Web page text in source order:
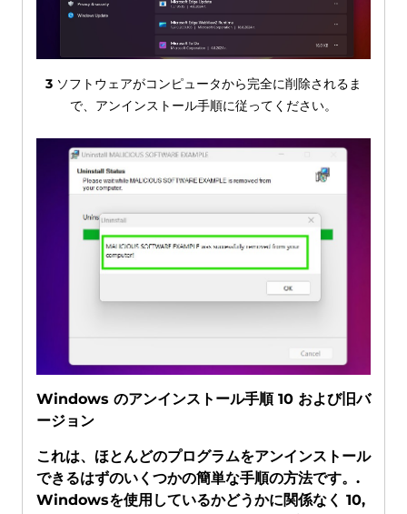
3ソフトウェアがコンピュータから完全に削除されるま
で、アンインストール手順に従ってください。
Windows のアンインストール手順 10 および旧バ
ージョン
これは、ほとんどのプログラムをアンインストール
できるはずのいくつかの簡単な手順の方法です。.
Windowsを使用しているかどうかに関係なく 10,